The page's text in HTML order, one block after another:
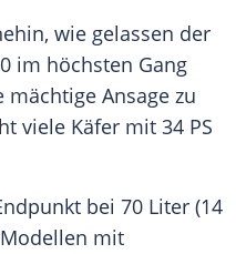
wie gelassen der
im höchsten Gang
mächtige Ansage zu
viele Käfer mit 34 PS
bei 70 Liter (14
mit